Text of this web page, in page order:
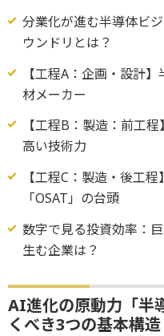
分業化が進む半導体ビ
ウンドリとは？
【工程A：企画・設計
材メーカー
【工程B：製造：前工
高い技術力
【工程C：製造・後工
「OSAT」の台頭
数字で見る投資効率：
生む企業は？
AI進化の原動力「半
くべき3つの基本構造